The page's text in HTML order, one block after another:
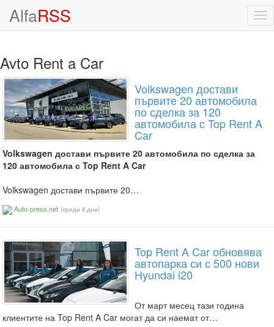
AlfaRSS
Avto Rent a Car
Volkswagen достави
първите 20 автомобила
по сделка за 120
автомобила с Top Rent A
Car
Volkswagen достави първите 20 автомобила по сделка за
120 автомобила с Top Rent A Car
Volkswagen достави първите 20…
Auto-press.net (преди 8 дни)
Top Rent A Car обновява
автопарка си с 500 нови
Hyundai i20
От март месец тази година
клиентите на Top Rent A Car могат да си наемат от…